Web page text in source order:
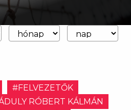
#FELVEZETŐK
RÓBERT KÁLMÁN